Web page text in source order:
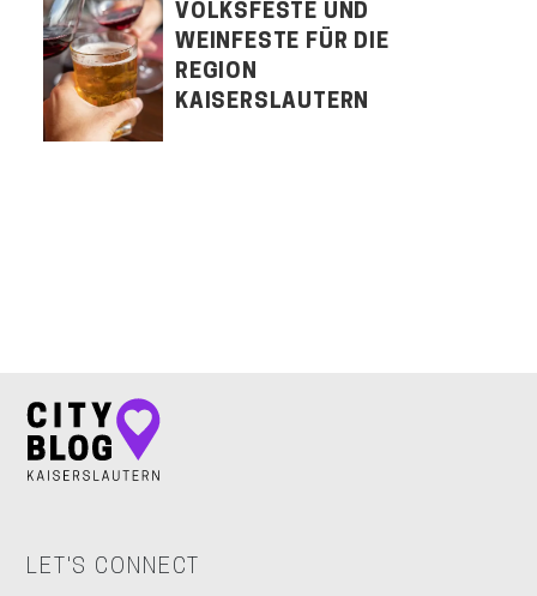
VOLKSFESTE UND
WEINFESTE FÜR DIE
REGION
KAISERSLAUTERN
LET'S CONNECT